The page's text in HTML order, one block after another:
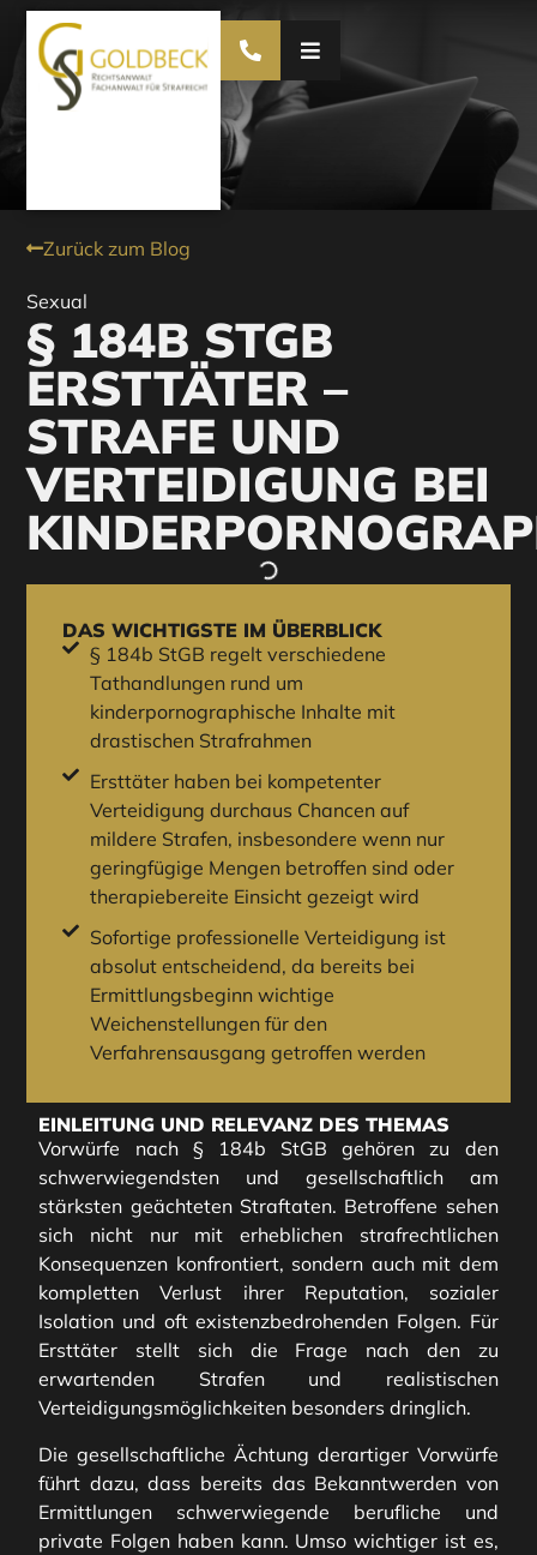
Zurück zum Blog
Sexual
§ 184B STGB
ERSTTÄTER –
STRAFE UND
VERTEIDIGUNG BEI
DAS WICHTIGSTE IM ÜBERBLICK
§ 184b StGB regelt verschiedene
Tathandlungen rund um
kinderpornographische Inhalte mit
drastischen Strafrahmen
Ersttäter haben bei kompetenter
Verteidigung durchaus Chancen auf
mildere Strafen, insbesondere wenn nur
geringfügige Mengen betroffen sind oder
therapiebereite Einsicht gezeigt wird
Sofortige professionelle Verteidigung ist
absolut entscheidend, da bereits bei
Ermittlungsbeginn wichtige
Weichenstellungen für den
Verfahrensausgang getroffen werden
EINLEITUNG UND RELEVANZ DES THEMAS
Vorwürfe nach § 184b StGB gehören zu den
schwerwiegendsten und gesellschaftlich am
stärksten geächteten Straftaten. Betroffene sehen
sich nicht nur mit erheblichen strafrechtlichen
Konsequenzen konfrontiert, sondern auch mit dem
kompletten Verlust ihrer Reputation, sozialer
Isolation und oft existenzbedrohenden Folgen. Für
Ersttäter stellt sich die Frage nach den zu
erwartenden Strafen und realistischen
Verteidigungsmöglichkeiten besonders dringlich.
Die gesellschaftliche Ächtung derartiger Vorwürfe
führt dazu, dass bereits das Bekanntwerden von
Ermittlungen schwerwiegende berufliche und
private Folgen haben kann. Umso wichtiger ist es,